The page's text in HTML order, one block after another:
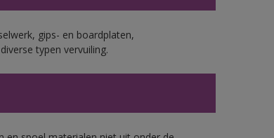
gips- en boardplaten,
typen vervuiling.